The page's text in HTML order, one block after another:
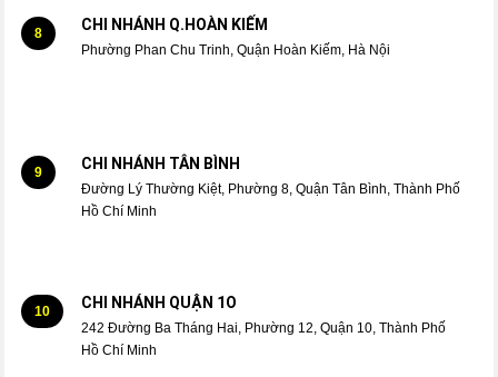
8 CHI NHÁNH Q.HOÀN KIẾM
Phường Phan Chu Trinh, Quận Hoàn Kiếm, Hà Nội
9 CHI NHÁNH TÂN BÌNH
Đường Lý Thường Kiệt, Phường 8, Quận Tân Bình, Thành Phố
Hồ Chí Minh
10 CHI NHÁNH QUẬN 1O
242 Đường Ba Tháng Hai, Phường 12, Quận 10, Thành Phố
Hồ Chí Minh